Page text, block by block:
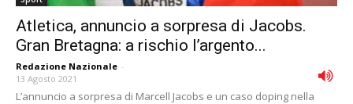
Atletica, annuncio a sorpresa di Jacobs.
Gran Bretagna: a rischio l’argento...
Redazione Nazionale -
13 Agosto 2021
L’annuncio a sorpresa di Marcell Jacobs e un caso doping nella